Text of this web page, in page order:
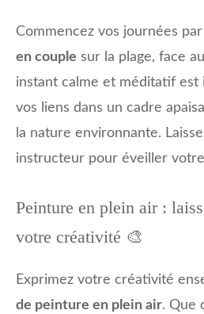
Commencez vos journées
en couple sur la plage, face
instant calme et méditatif
vos liens dans un cadre
la nature environnante.
instructeur pour éveiller
Peinture en plein air :
votre créativité 🎨
Exprimez votre créativité
de peinture en plein air. Que